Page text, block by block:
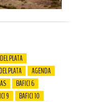
PLATA
PLATA
AGENDA
BAFICI 6
9
BAFICI 10